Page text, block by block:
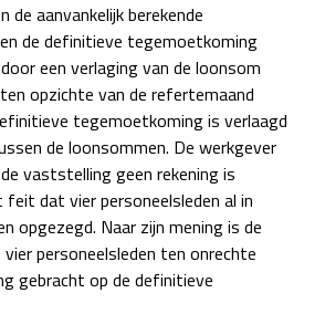
de aanvankelijk berekende
de definitieve tegemoetkoming
een verlaging van de loonsom
opzichte van de refertemaand
tegemoetkoming is verlaagd
de loonsommen. De werkgever
vaststelling geen rekening is
dat vier personeelsleden al in
opgezegd. Naar zijn mening is de
personeelsleden ten onrechte
gebracht op de definitieve